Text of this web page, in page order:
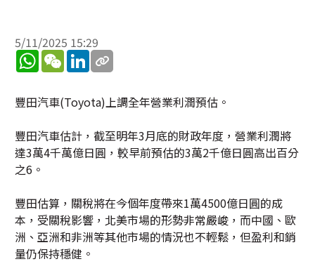
5/11/2025 15:29
WhatsApp
WeChatLinkedIn
豐田汽車(Toyota)上調全年營業利潤預估。
豐田汽車估計，截至明年3月底的財政年度，營業利潤將
達3萬4千萬億日圓，較早前預估的3萬2千億日圓高出百分
之6。
豐田估算，關稅將在今個年度帶來1萬4500億日圓的成
本，受關稅影響，北美市場的形勢非常嚴峻，而中國、歐
洲、亞洲和非洲等其他市場的情況也不輕鬆，但盈利和銷
量仍保持穩健。